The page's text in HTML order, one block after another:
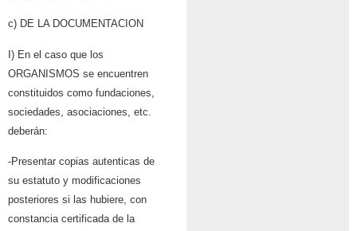
c) DE LA DOCUMENTACION
I) En el caso que los
ORGANISMOS se encuentren
constituidos como fundaciones,
sociedades, asociaciones, etc.
deberán:
-Presentar copias autenticas de
su estatuto y modificaciones
posteriores si las hubiere, con
constancia certificada de la